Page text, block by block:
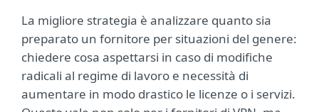
La migliore strategia è analizzare quanto sia
preparato un fornitore per situazioni del genere:
chiedere cosa aspettarsi in caso di modifiche
radicali al regime di lavoro e necessità di
aumentare in modo drastico le licenze o i servizi.